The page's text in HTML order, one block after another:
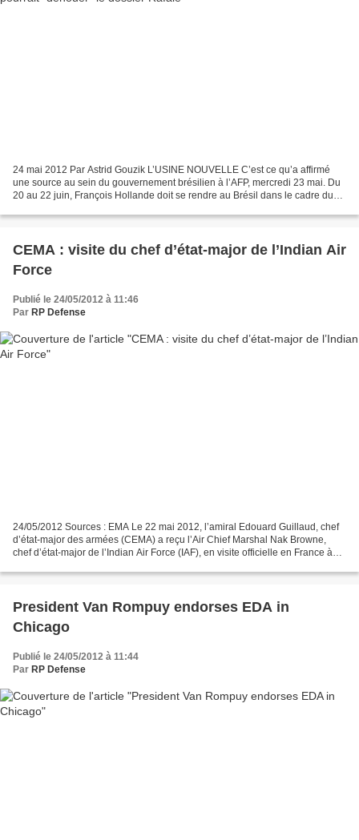
24 mai 2012 Par Astrid Gouzik L’USINE NOUVELLE C’est ce qu’a affirmé
une source au sein du gouvernement brésilien à l’AFP, mercredi 23 mai. Du
20 au 22 juin, François Hollande doit se rendre au Brésil dans le cadre du
CEMA : visite du chef d’état-major de l’Indian Air
Force
Publié le 24/05/2012 à 11:46
Par RP Defense
24/05/2012 Sources : EMA Le 22 mai 2012, l’amiral Edouard Guillaud, chef
d’état-major des armées (CEMA) a reçu l’Air Chief Marshal Nak Browne,
chef d’état-major de l’Indian Air Force (IAF), en visite officielle en France à
President Van Rompuy endorses EDA in
Chicago
Publié le 24/05/2012 à 11:44
Par RP Defense